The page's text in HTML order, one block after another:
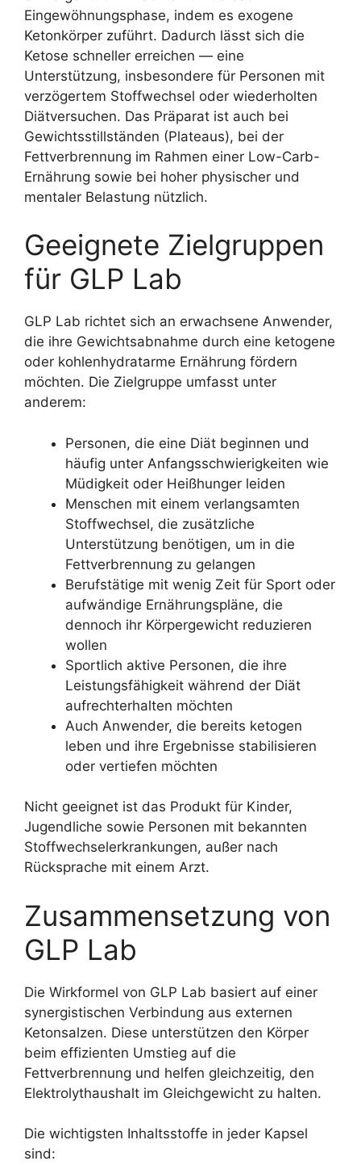
Eingewöhnungsphase, indem es exogene
Ketonkörper zuführt. Dadurch lässt sich die
Ketose schneller erreichen — eine
Unterstützung, insbesondere für Personen mit
verzögertem Stoffwechsel oder wiederholten
Diätversuchen. Das Präparat ist auch bei
Gewichtsstillständen (Plateaus), bei der
Fettverbrennung im Rahmen einer Low-Carb-
Ernährung sowie bei hoher physischer und
mentaler Belastung nützlich.
Geeignete Zielgruppen
für GLP Lab
GLP Lab richtet sich an erwachsene Anwender,
die ihre Gewichtsabnahme durch eine ketogene
oder kohlenhydratarme Ernährung fördern
möchten. Die Zielgruppe umfasst unter
anderem:
Personen, die eine Diät beginnen und
häufig unter Anfangsschwierigkeiten wie
Müdigkeit oder Heißhunger leiden
Menschen mit einem verlangsamten
Stoffwechsel, die zusätzliche
Unterstützung benötigen, um in die
Fettverbrennung zu gelangen
Berufstätige mit wenig Zeit für Sport oder
aufwändige Ernährungspläne, die
dennoch ihr Körpergewicht reduzieren
wollen
Sportlich aktive Personen, die ihre
Leistungsfähigkeit während der Diät
aufrechterhalten möchten
Auch Anwender, die bereits ketogen
leben und ihre Ergebnisse stabilisieren
oder vertiefen möchten
Nicht geeignet ist das Produkt für Kinder,
Jugendliche sowie Personen mit bekannten
Stoffwechselerkrankungen, außer nach
Rücksprache mit einem Arzt.
Zusammensetzung von
GLP Lab
Die Wirkformel von GLP Lab basiert auf einer
synergistischen Verbindung aus externen
Ketonsalzen. Diese unterstützen den Körper
beim effizienten Umstieg auf die
Fettverbrennung und helfen gleichzeitig, den
Elektrolythaushalt im Gleichgewicht zu halten.
Die wichtigsten Inhaltsstoffe in jeder Kapsel
sind: